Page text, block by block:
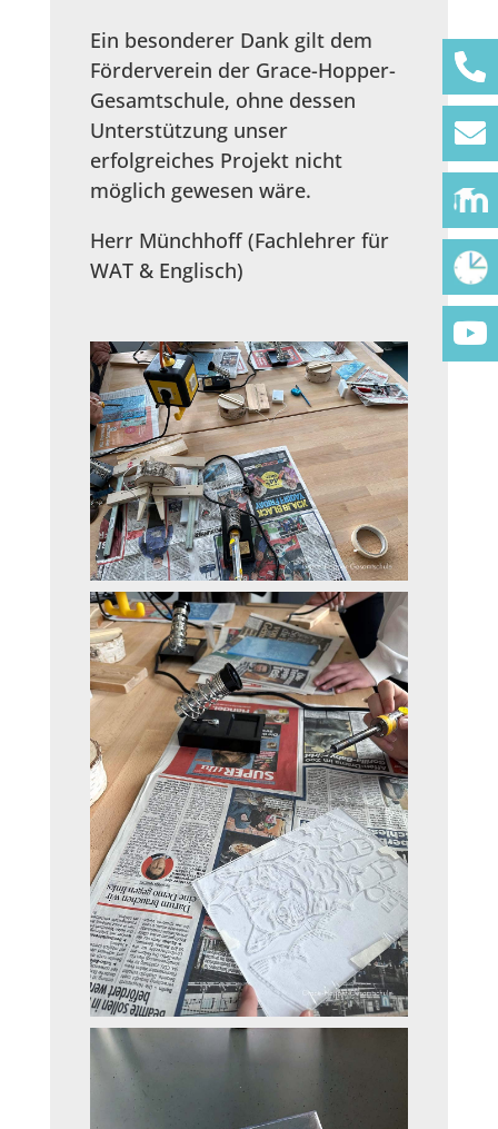
Ein besonderer Dank gilt dem
Förderverein der Grace-Hopper-
Gesamtschule, ohne dessen
Unterstützung unser
erfolgreiches Projekt nicht
möglich gewesen wäre.
Herr Münchhoff (Fachlehrer für
WAT & Englisch)